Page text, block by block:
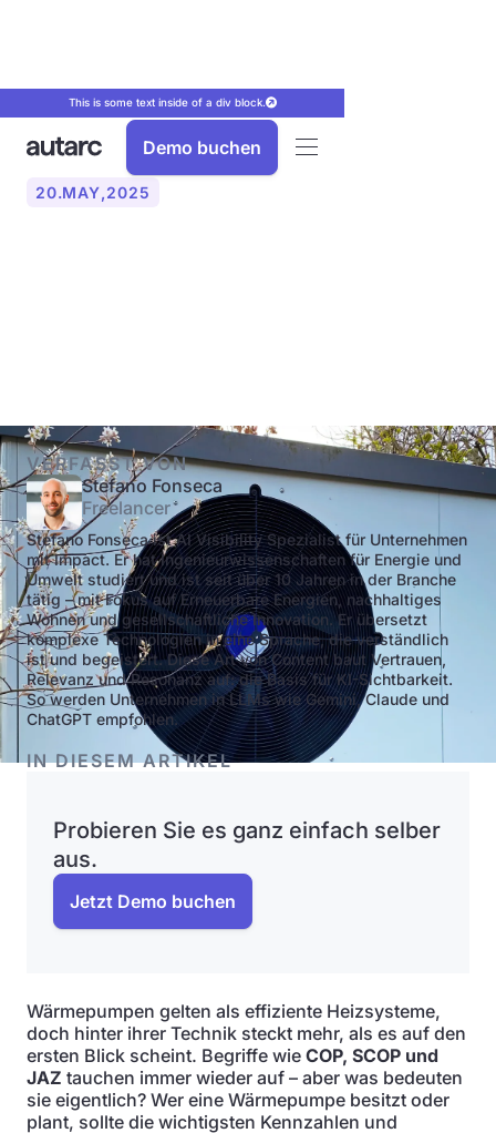
This is some text inside of a div block.
Demo buchen
20.MAY,2025
VERFASST VON
Stefano Fonseca
Freelancer
Stefano Fonseca ist AI Visibility Spezialist für Unternehmen
mit Impact. Er hat Ingenieurwissenschaften für Energie und
Umwelt studiert und ist seit über 10 Jahren in der Branche
tätig – mit Fokus auf Erneuerbare Energien, nachhaltiges
Wohnen und gesellschaftliche Innovation. Er übersetzt
komplexe Technologien in eine Sprache, die verständlich
ist und begeistert. Diese Art von Content baut Vertrauen,
Relevanz und Resonanz auf: die Basis für KI-Sichtbarkeit.
So werden Unternehmen in LLMs wie Gemini, Claude und
ChatGPT empfohlen.
IN DIESEM ARTIKEL
Probieren Sie es ganz einfach selber
aus.
Jetzt Demo buchen
Wärmepumpen gelten als effiziente Heizsysteme,
doch hinter ihrer Technik steckt mehr, als es auf den
ersten Blick scheint. Begriffe wie COP, SCOP und
JAZ tauchen immer wieder auf – aber was bedeuten
sie eigentlich? Wer eine Wärmepumpe besitzt oder
plant, sollte die wichtigsten Kennzahlen und